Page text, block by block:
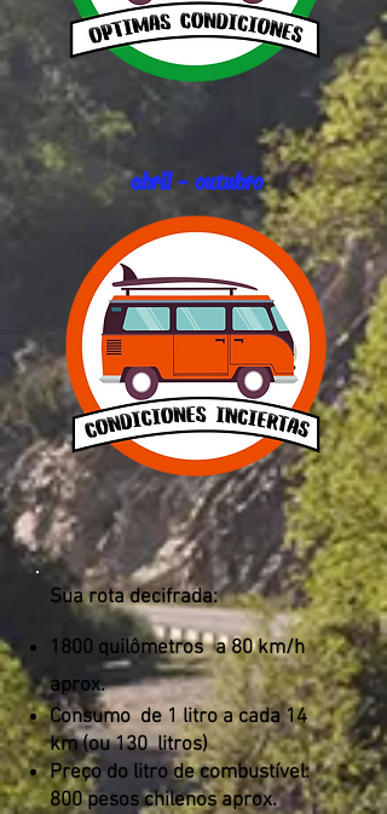
abril - outubro
Sua rota decifrada:
1800 quilômetros a 80 km/h
aprox.
Consumo de 1 litro a cada 14
km (ou 130 litros)
Preço do litro de combustível:
800 pesos chilenos aprox.